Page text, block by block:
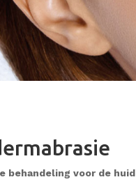
behandeling voor de huid